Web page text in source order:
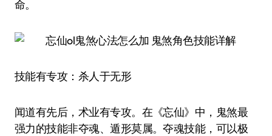
命。
技能有专攻：杀人于无形
闻道有先后，术业有专攻。在《忘仙》中，鬼煞最
强力的技能非夺魂、遁形莫属。夺魂技能，可以极